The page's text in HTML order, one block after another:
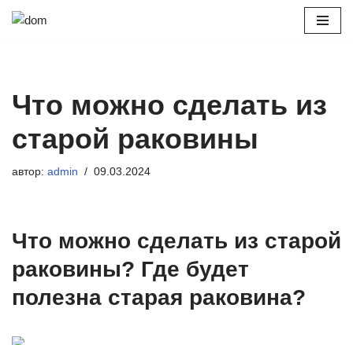
Что можно сделать из
старой раковины
автор: admin 09.03.2024
Что можно сделать из старой
раковины? Где будет
полезна старая раковина?